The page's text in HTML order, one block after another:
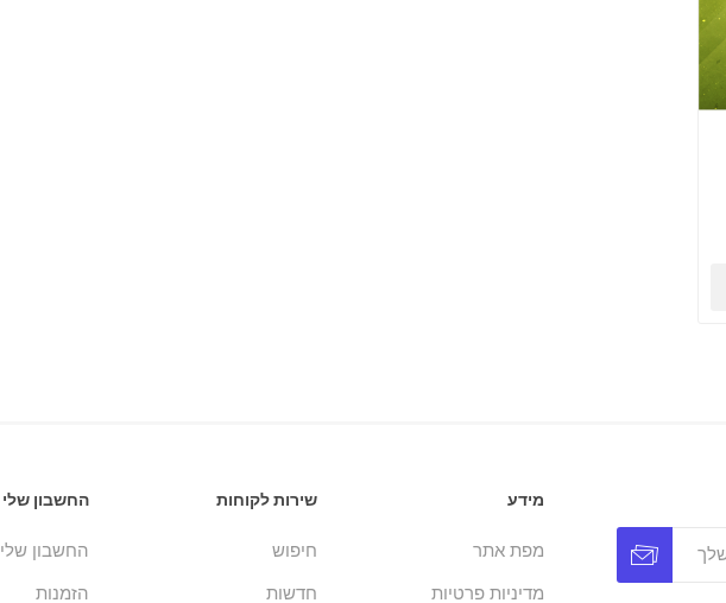
מידע
מפת אתר
מדיניות פרטיות
שירות לקוחות
חיפוש
חדשות
החשבון שלי
החשבון שלי
הזמנות